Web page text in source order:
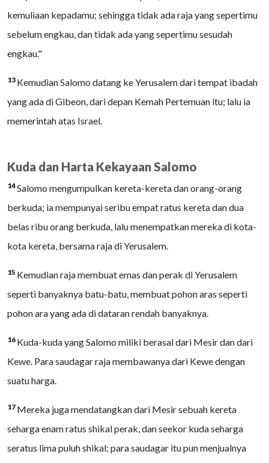
kemuliaan kepadamu; sehingga tidak ada raja yang sepertimu
sebelum engkau, dan tidak ada yang sepertimu sesudah
engkau."
13 Kemudian Salomo datang ke Yerusalem dari tempat ibadah
yang ada di Gibeon, dari depan Kemah Pertemuan itu; lalu ia
memerintah atas Israel.
Kuda dan Harta Kekayaan Salomo
14Salomo mengumpulkan kereta-kereta dan orang-orang
berkuda; ia mempunyai seribu empat ratus kereta dan dua
belas ribu orang berkuda, lalu menempatkan mereka di kota-
kota kereta, bersama raja di Yerusalem.
15 Kemudian raja membuat emas dan perak di Yerusalem
seperti banyaknya batu-batu, membuat pohon aras seperti
pohon ara yang ada di dataran rendah banyaknya.
16 Kuda-kuda yang Salomo miliki berasal dari Mesir dan dari
Kewe. Para saudagar raja membawanya dari Kewe dengan
suatu harga.
17 Mereka juga mendatangkan dari Mesir sebuah kereta
seharga enam ratus shikal perak, dan seekor kuda seharga
seratus lima puluh shikal; para saudagar itu pun menjualnya